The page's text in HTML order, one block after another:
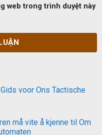
web trong trình duyệt này
voor Ons Tactische
må vite å kjenne til Om